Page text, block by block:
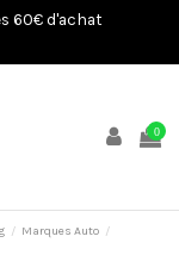
60€ d'achat
0
Marques Auto